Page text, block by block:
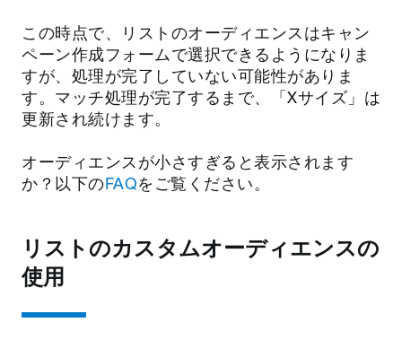
この時点で、リストのオーディエンスはキャン
ペーン作成フォームで選択できるようになりま
すが、処理が完了していない可能性がありま
す。マッチ処理が完了するまで、「Xサイズ」は
更新され続けます。
オーディエンスが小さすぎると表示されます
か？以下のFAQをご覧ください。
リストのカスタムオーディエンスの
使用